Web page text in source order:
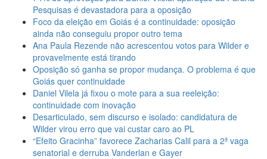
Pesquisas é devastadora para a oposição
Foco da eleição em Goiás é a continuidade: oposição
ainda não conseguiu propor outro tema
Ana Paula Rezende não acrescentou votos para Wilder e
provavelmente está tirando
Oposição só ganha se propor mudança. O problema é que
Goiás quer continuidade
Daniel Vilela já fixou o mote para a sua reeleição:
continuidade com inovação
Desarticulado, sem discurso e isolado: candidatura de
Wilder virou erro que vai custar caro ao PL
“Efeito Gracinha” favorece Zacharias Calil para a 2ª vaga
senatorial e derruba Vanderlan e Gayer